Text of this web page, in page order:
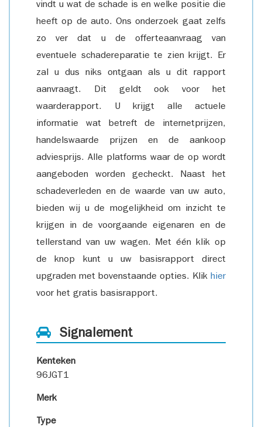
vindt u wat de schade is en welke positie die
heeft op de auto. Ons onderzoek gaat zelfs
zo ver dat u de offerteaanvraag van
eventuele schadereparatie te zien krijgt. Er
zal u dus niks ontgaan als u dit rapport
aanvraagt. Dit geldt ook voor het
waarderapport. U krijgt alle actuele
informatie wat betreft de internetprijzen,
handelswaarde prijzen en de aankoop
adviesprijs. Alle platforms waar de op wordt
aangeboden worden gecheckt. Naast het
schadeverleden en de waarde van uw auto,
bieden wij u de mogelijkheid om inzicht te
krijgen in de voorgaande eigenaren en de
tellerstand van uw wagen. Met één klik op
de knop kunt u uw basisrapport direct
upgraden met bovenstaande opties. Klik hier
voor het gratis basisrapport.
Signalement
Kenteken
96JGT1
Merk
Type